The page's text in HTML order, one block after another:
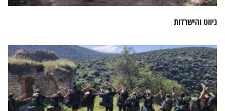
ניווט והישרדות